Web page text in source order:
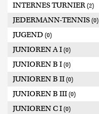
INTERNES TURNIER (2)
JEDERMANN-TENNIS (0)
JUGEND (0)
JUNIOREN A I (0)
JUNIOREN B I (0)
JUNIOREN B II (0)
JUNIOREN B III (0)
JUNIOREN C I (0)